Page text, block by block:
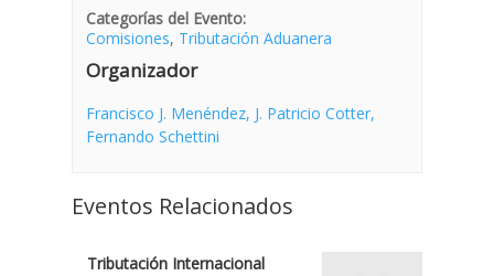
Categorías del Evento:
Comisiones, Tributación Aduanera
Organizador
Francisco J. Menéndez, J. Patricio Cotter,
Fernando Schettini
Eventos Relacionados
Tributación Internacional